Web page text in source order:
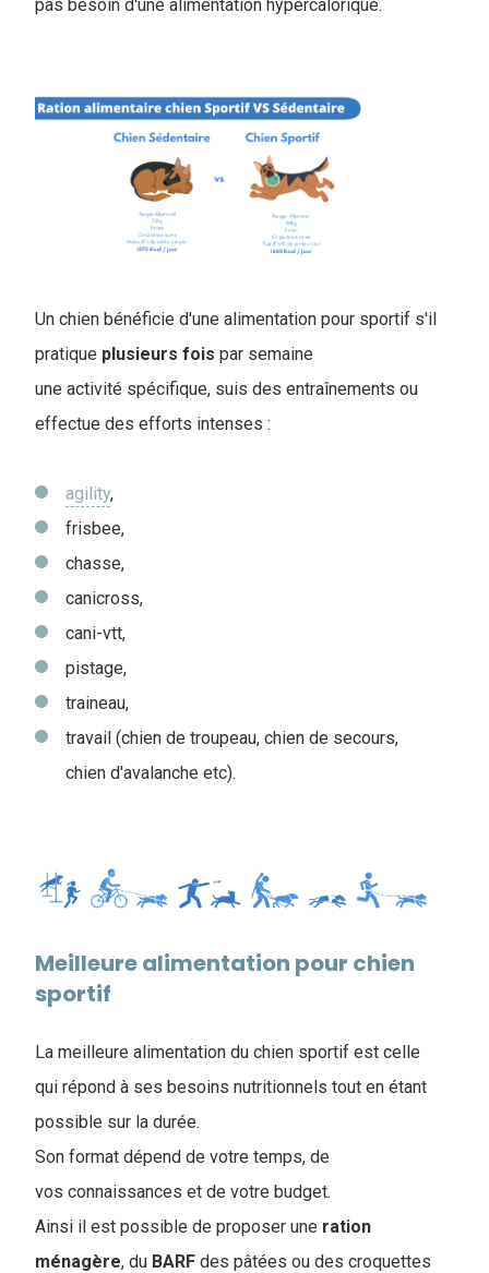
pas besoin d'une alimentation hypercalorique.
Un chien bénéficie d'une alimentation pour sportif s'il
pratique plusieurs fois par semaine
une activité spécifique, suis des entraînements ou
effectue des efforts intenses :
agility,
frisbee,
chasse,
canicross,
cani-vtt,
pistage,
traineau,
travail (chien de troupeau, chien de secours,
chien d'avalanche etc).
Meilleure alimentation pour chien
sportif
La meilleure alimentation du chien sportif est celle
qui répond à ses besoins nutritionnels tout en étant
possible sur la durée.
Son format dépend de votre temps, de
vos connaissances et de votre budget.
Ainsi il est possible de proposer une ration
ménagère, du BARF des pâtées ou des croquettes